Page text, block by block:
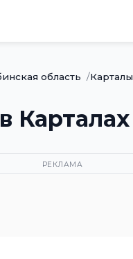
область Карталы
Карталах
РЕКЛАМА